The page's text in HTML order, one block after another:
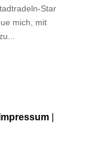
Star
mich, mit
Impressum